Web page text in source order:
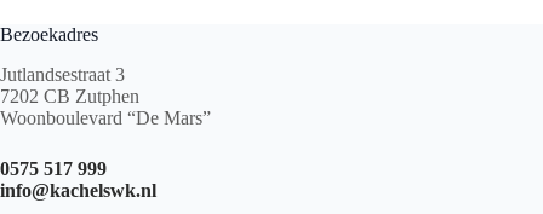
Bezoekadres
Jutlandsestraat 3
7202 CB Zutphen
Woonboulevard “De Mars”
0575 517 999
info@kachelswk.nl